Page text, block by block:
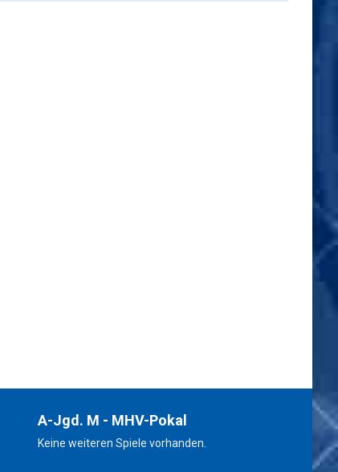
A-Jgd. M - MHV-Pokal
Keine weiteren Spiele vorhanden.